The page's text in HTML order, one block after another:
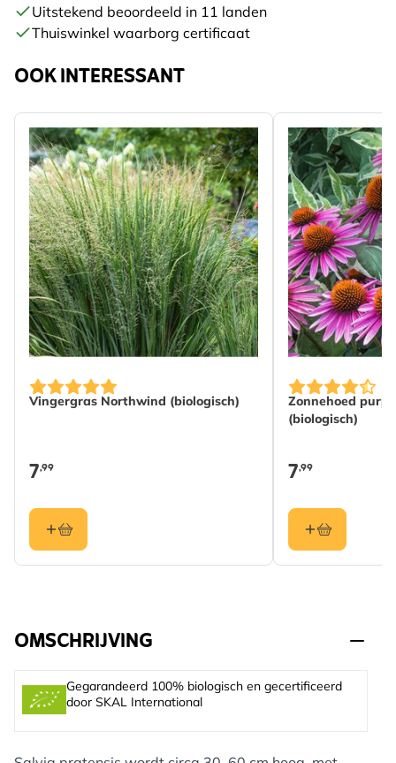
Uitstekend beoordeeld in 11 landen
Thuiswinkel waarborg certificaat
OOK INTERESSANT
Vingergras Northwind (biologisch)
7,99
Zonnehoed
(biologisch)
7,99
OMSCHRIJVING
Gegarandeerd 100% biologisch en gecertificeerd
door SKAL International